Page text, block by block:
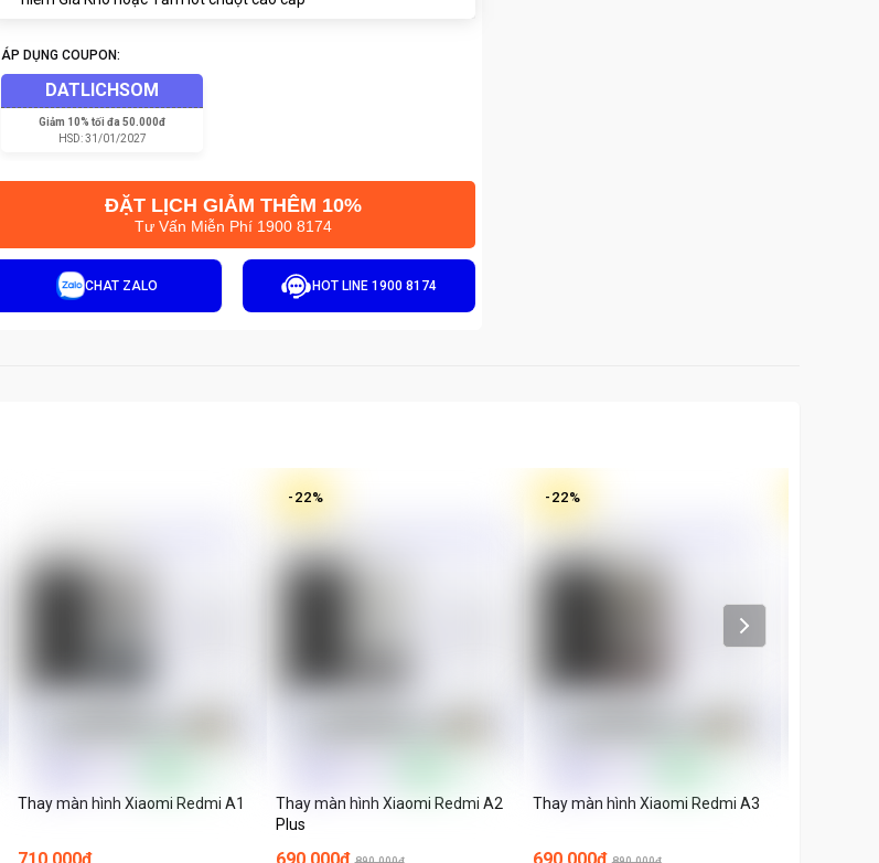
ÁP DỤNG COUPON:
DATLICHSOM
Giảm 10% tối đa 50.000đ
HSD:31/01/2027
ĐẶT LỊCH GIẢM THÊM 10%
Tư Vấn Miễn Phí 1900 8174
CHAT ZALO HOT LINE 1900 8174
Thay màn hình Xiaomi Redmi A1
- 22%
Thay màn hình Xiaomi Redmi A2
Plus
- 22%
Thay màn hình Xiaomi Redmi A3
Next